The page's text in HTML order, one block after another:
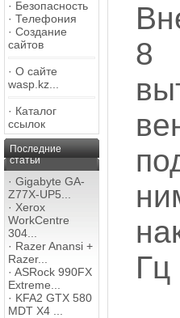
· Безопасность
· Телефония
· Создание
сайтов
· О сайте
wasp.kz...
· Каталог
ссылок
Последние
статьи
· Gigabyte GA-
Z77X-UP5...
· Xerox
WorkCentre
304...
· Razer Anansi +
Razer...
· ASRock 990FX
Extreme...
· KFA2 GTX 580
MDT X4 ...
8
Гц